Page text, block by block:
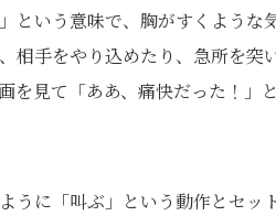
という意味で、胸がすくような
相手をやり込めたり、急所を
を見て「ああ、痛快だった！
うに「叫ぶ」という動作とセ